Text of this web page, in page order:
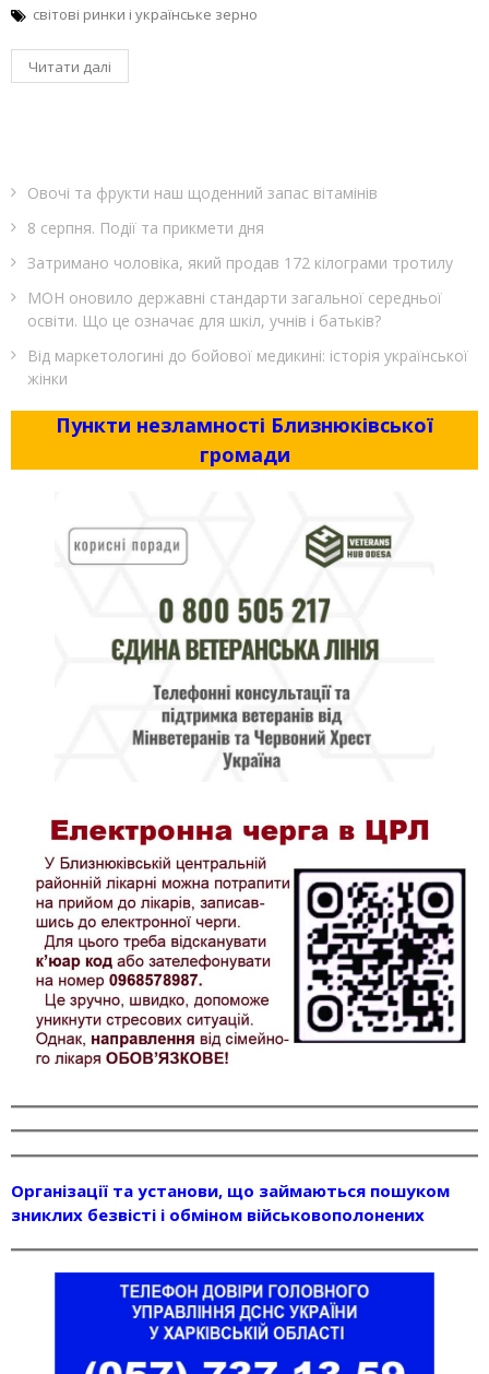
світові ринки і українське зерно
Читати далі
Овочі та фрукти наш щоденний запас вітамінів
8 серпня. Події та прикмети дня
Затримано чоловіка, який продав 172 кілограми тротилу
МОН оновило державні стандарти загальної середньої
освіти. Що це означає для шкіл, учнів і батьків?
Від маркетологині до бойової медикині: історія української
жінки
Пункти незламності Близнюківської
громади
Організації та установи, що займаються пошуком
зниклих безвісті і обміном військовополонених